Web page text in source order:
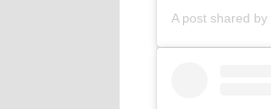
A post shared by